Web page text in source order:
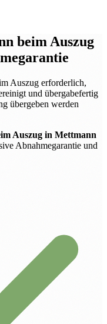
beim Auszug
Auszug erforderlich,
und übergabefertig
übergeben werden
Auszug in Mettmann
Abnahmegarantie und